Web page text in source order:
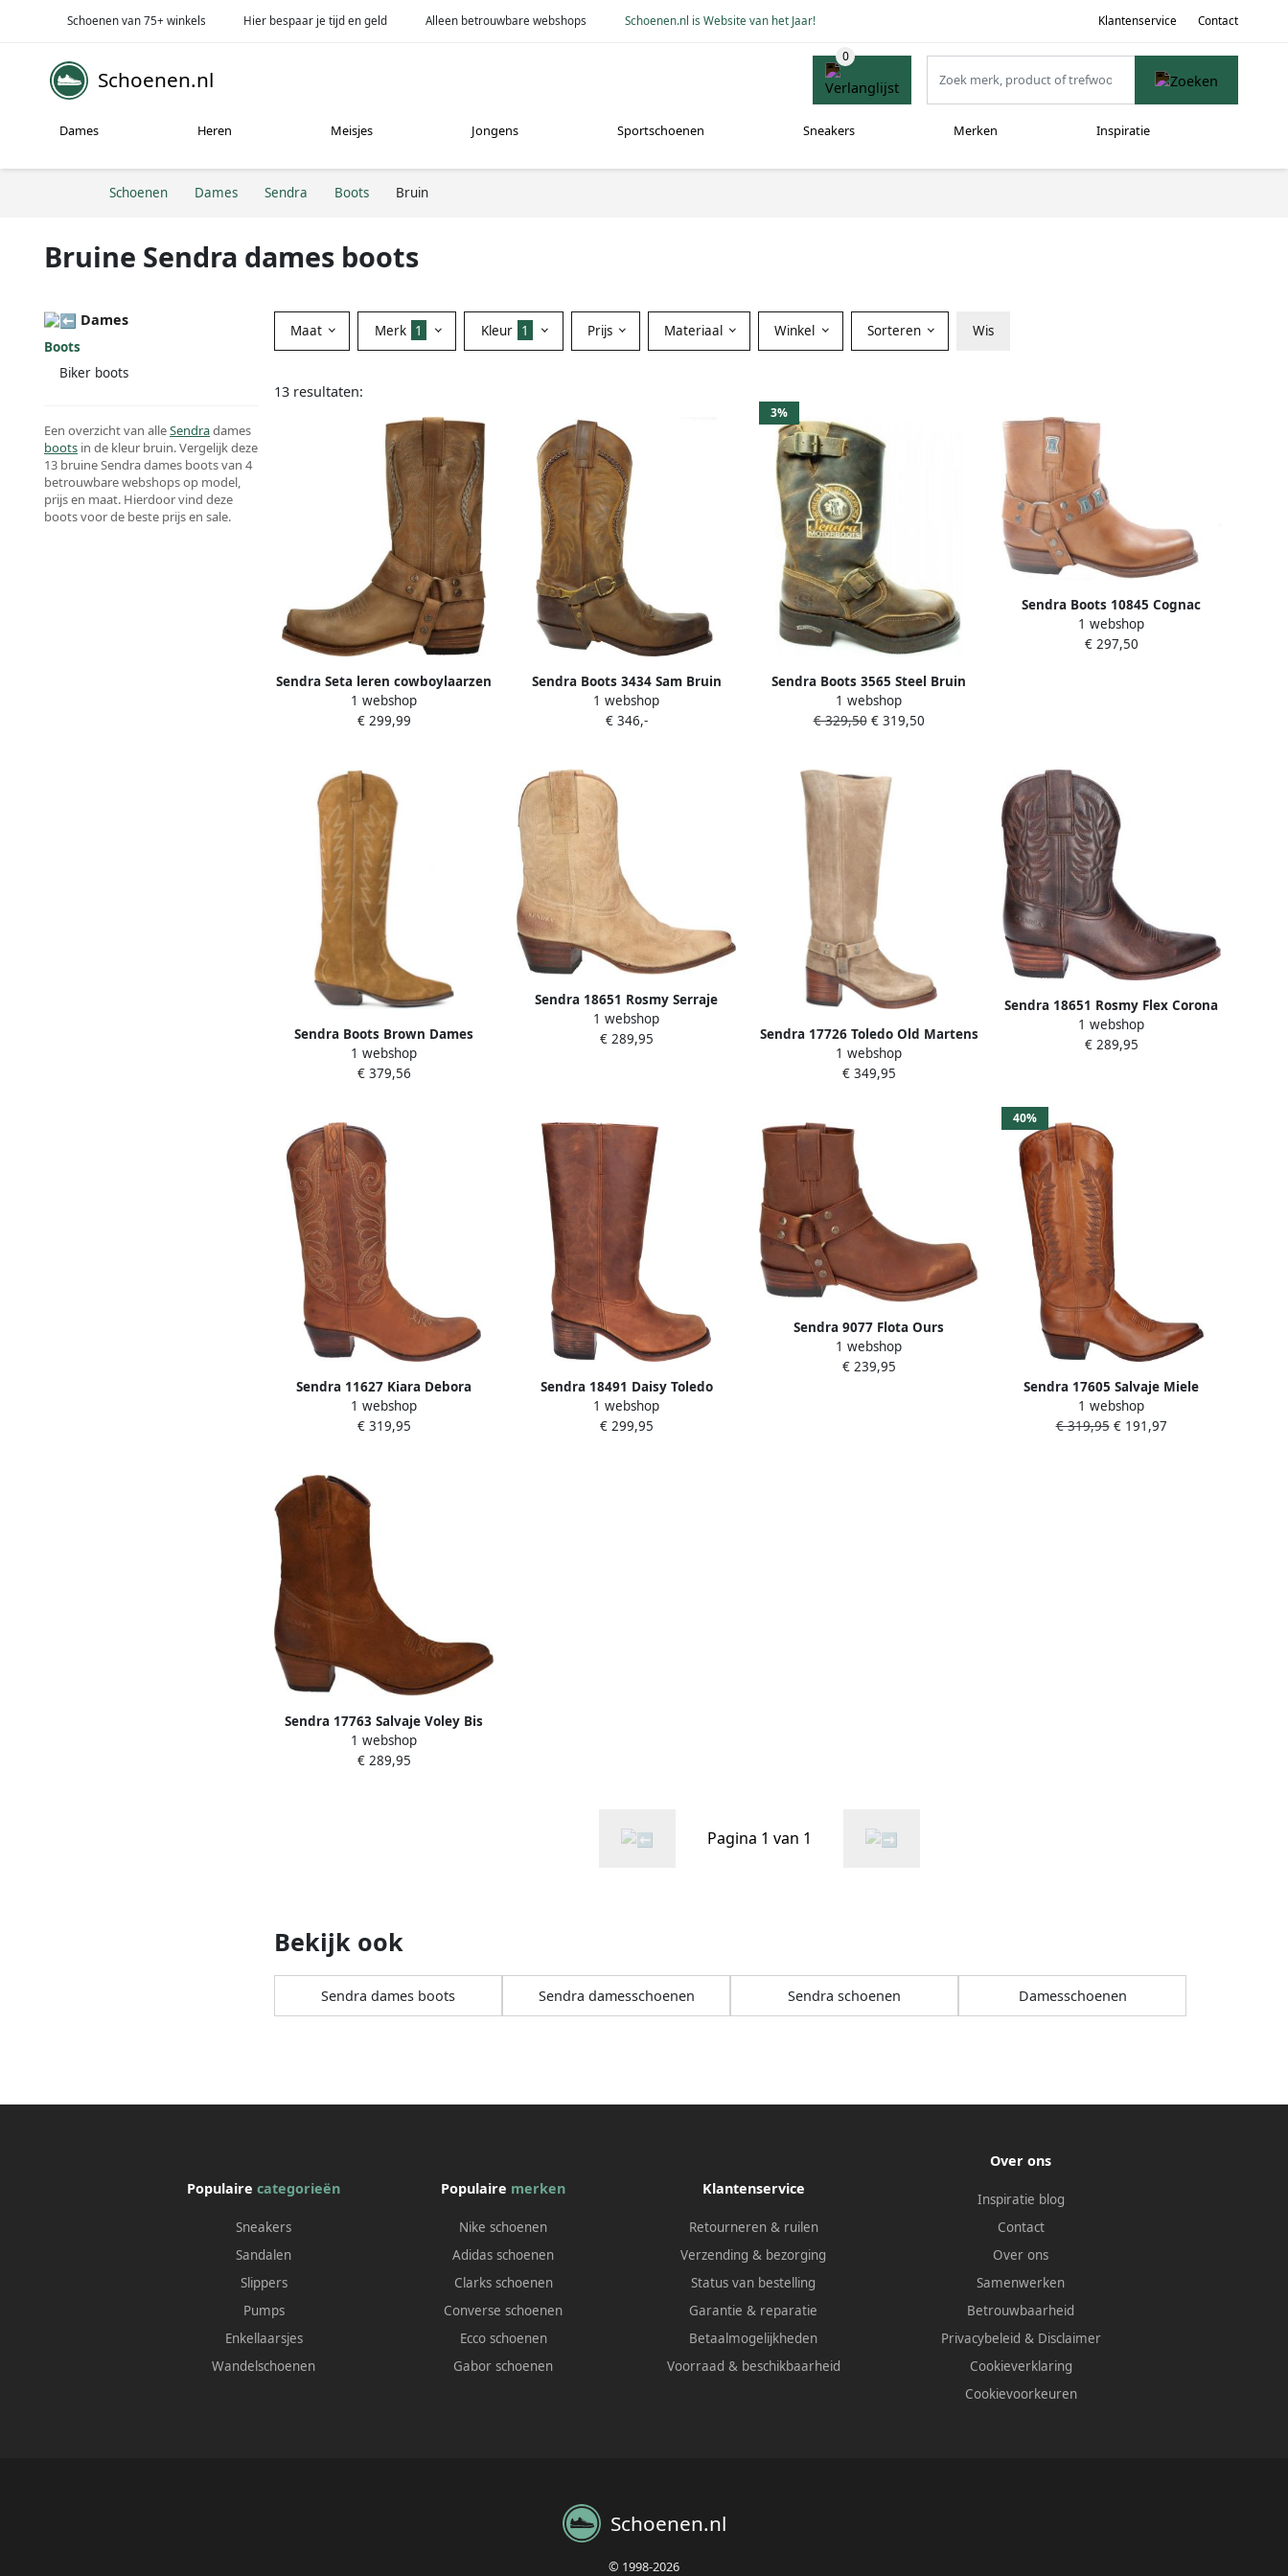
Schoenen van 75+ winkels Hier bespaar je tijd en geld Alleen betrouwbare webshops Schoenen.nl is Website van het Jaar! Klantenservice Contact
Schoenen.nl
Dames Heren Meisjes Jongens Sportschoenen Sneakers Merken Inspiratie
Schoenen Dames Sendra Boots Bruin
Bruine Sendra dames boots
Dames
Boots
Biker boots
Een overzicht van alleSendradames
boots in de kleur bruin. Vergelijk deze
13 bruine Sendra dames boots van 4
betrouwbare webshops op model,
prijs en maat. Hierdoor vind deze
boots voor de beste prijs en sale.
Maat Merk 1 Kleur 1 Prijs Materiaal Winkel Sorteren Wis
13 resultaten:
Sendra Seta leren cowboylaarzen
cognac
1 webshop
€ 299,99
Sendra Boots 3434 Sam Bruin
Biker Western Boots Unisex
Vierkante Neus Beetje Schuine
1 webshop
€ 346,-
3%
Sendra Boots 3565 Steel Bruin
Biker Boots Casual Fashion
Motorlaarzen Stalen Neus Anti
1 webshop
€ 329,50€ 319,50
Sendra Boots 10845 Cognac
Handgemaakt Biker Western
Ibiza Dames Enkel Laars Rechte
1 webshop
€ 297,50
Sendra Boots Brown Dames
1 webshop
€ 379,56
Sendra 18651 Rosmy Serraje
Firenze Brown
1 webshop
€ 289,95
Sendra 17726 Toledo Old Martens
Corda
1 webshop
€ 349,95
Sendra 18651 Rosmy Flex Corona
1 webshop
€ 289,95
Sendra 11627 Kiara Debora
Bronco Cognac
1 webshop
€ 319,95
Sendra 18491 Daisy Toledo
Bronco Cognac
1 webshop
€ 299,95
Sendra 9077 Flota Ours
1 webshop
€ 239,95
40%
Sendra 17605 Salvaje Miele
1 webshop
€ 319,95€ 191,97
Sendra 17763 Salvaje Voley Bis
1 webshop
€ 289,95
Pagina 1 van 1
Bekijk ook
Sendra dames boots Sendra damesschoenen Sendra schoenen Damesschoenen
Populairecategorieën
Sneakers
Sandalen
Slippers
Pumps
Enkellaarsjes
Wandelschoenen
Populaire merken
Nike schoenen
Adidas schoenen
Clarks schoenen
Converse schoenen
Ecco schoenen
Gabor schoenen
Klantenservice
Retourneren & ruilen
Verzending & bezorging
Status van bestelling
Garantie & reparatie
Betaalmogelijkheden
Voorraad & beschikbaarheid
Over ons
Inspiratie blog
Contact
Over ons
Samenwerken
Betrouwbaarheid
Privacybeleid & Disclaimer
Cookieverklaring
Cookievoorkeuren
Schoenen.nl
© 1998-2026